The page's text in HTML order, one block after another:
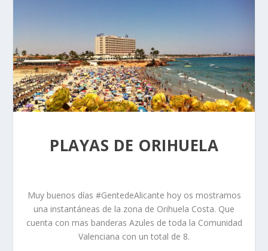
PLAYAS DE ORIHUELA
Muy buenos días #GentedeAlicante hoy os mostramos
una instantáneas de la zona de Orihuela Costa. Que
cuenta con mas banderas Azules de toda la Comunidad
Valenciana con un total de 8.